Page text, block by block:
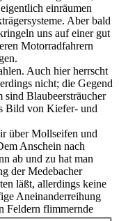
einräumen
Aber bald
uns auf einer gut
Motorradfahrern
Auch hier herrscht
nicht; die Gegend
sind Blaubeersträucher
Bild von Kiefer- und
über Mollseifen und
Anschein nach
ab und zu hat man
der Medebacher
läßt, allerdings keine
Aneinanderreihung
Feldern flimmernde